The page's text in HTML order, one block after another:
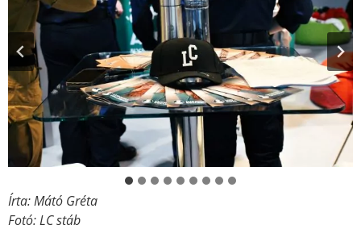
Írta: Mátó Gréta
Fotó: LC stáb